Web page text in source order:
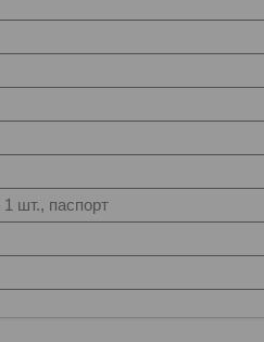
1 шт., паспорт